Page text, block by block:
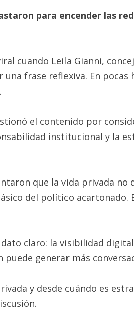
para encender las
cuando Leila Gianni,
frase reflexiva. En
el contenido por
institucional y la
que la vida privada
del político acartonado.
claro: la visibilidad
generar más
y desde cuándo es